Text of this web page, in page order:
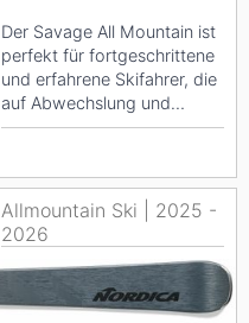
Der Savage All Mountain ist
perfekt für fortgeschrittene
und erfahrene Skifahrer, die
auf Abwechslung und
Anpassungsfähigkeit Wert
Allmountain Ski | 2025 -
2026